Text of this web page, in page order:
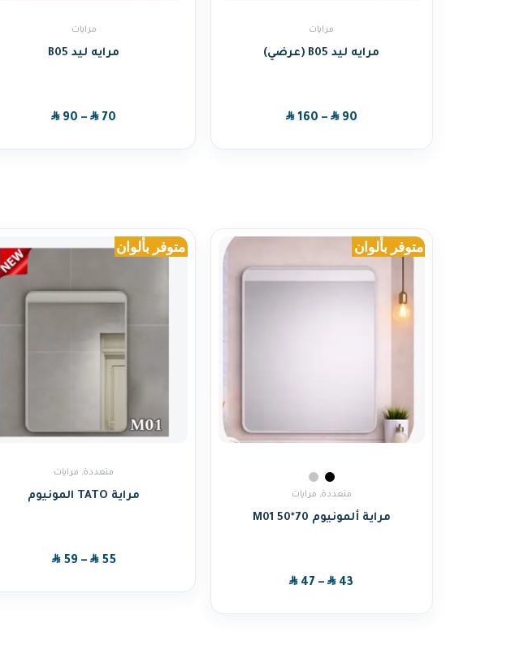
مرايات
مرايه ليد B05 (عرضي)
SAR90
–
SAR160
مرايات
مرايه ليد B05
SAR70
–
SAR90
متوفر بألوان
متعددة, مرايات
مراية ألمونيوم M01 50*70
SAR43
–
SAR47
متوفر بألوان
متعددة, مرايات
مراية TATO المونيوم
SAR55
–
SAR59